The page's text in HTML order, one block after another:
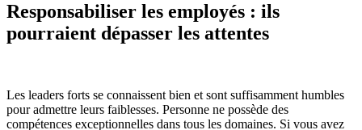
Responsabiliser les employés : ils
pourraient dépasser les attentes
Les leaders forts se connaissent bien et sont suffisamment humbles
pour admettre leurs faiblesses. Personne ne possède des
compétences exceptionnelles dans tous les domaines. Si vous avez